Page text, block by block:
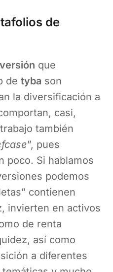
de
que
de tyba son
la diversificación a
casi,
también
”, pues
poco. Si hablamos
podemos
contienen
invierten en activos
de renta
así como
a diferentes